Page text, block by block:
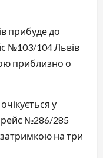
прибуде до
№103/104 Львів
приблизно о
у
рейс №286/285
затримкою на три